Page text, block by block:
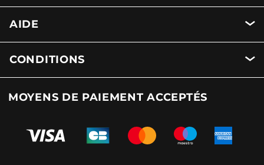
AIDE
CONDITIONS
MOYENS DE PAIEMENT ACCEPTÉS